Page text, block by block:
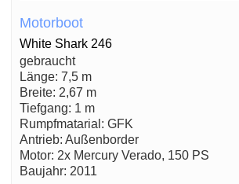
Motorboot
White Shark 246
gebraucht
Länge: 7,5 m
Breite: 2,67 m
Tiefgang: 1 m
Rumpfmatarial: GFK
Antrieb: Außenborder
Motor: 2x Mercury Verado, 150 PS
Baujahr: 2011